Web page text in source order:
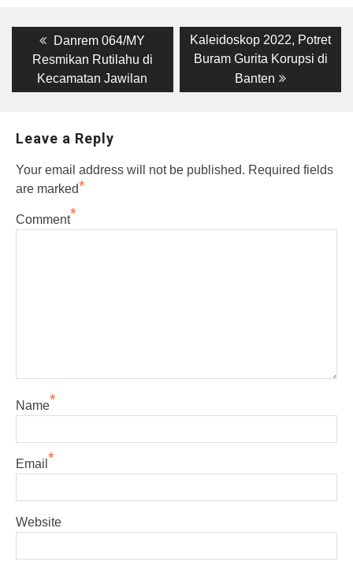
Post
navigation
Previous
post:
Danrem 064/MY
Resmikan Rutilahu di
Kecamatan Jawilan
Next
post:
Kaleidoskop 2022, Potret
Buram Gurita Korupsi di
Banten
Leave a Reply
Your email address will not be published. Required fields
are marked*
Comment*
Name*
Email *
Website